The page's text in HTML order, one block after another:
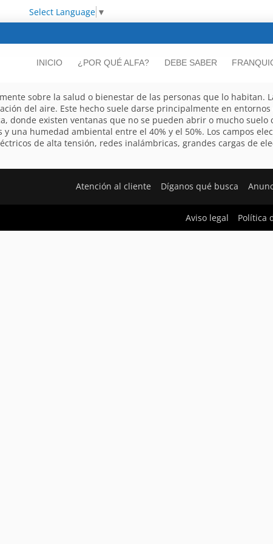
Select Language ▼
INICIO ¿POR QUÉ ALFA? DEBE SABER
sobre la salud o bienestar de las personas que lo habitan.
del aire. Este hecho suele darse principalmente en
donde existen ventanas que no se pueden abrir o mucho suelo
una humedad ambiental entre el 40% y el 50%. Los campos
de alta tensión, redes inalámbricas, grandes cargas de
Atención al cliente Díganos qué busca
Aviso legal Política